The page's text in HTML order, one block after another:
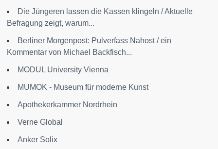
Die Jüngeren lassen die Kassen klingeln / Aktuelle
Befragung zeigt, warum...
Berliner Morgenpost: Pulverfass Nahost / ein
Kommentar von Michael Backfisch...
MODUL University Vienna
MUMOK - Museum für moderne Kunst
Apothekerkammer Nordrhein
Verne Global
Anker Solix